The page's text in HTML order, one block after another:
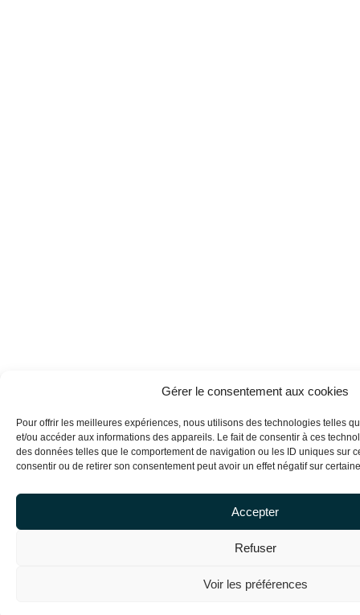
Gérer le consentement aux cookies
Pour offrir les meilleures expériences, nous utilisons des technologies telles
et/ou accéder aux informations des appareils. Le fait de consentir à ces
des données telles que le comportement de navigation ou les ID uniques sur
consentir ou de retirer son consentement peut avoir un effet négatif sur
Accepter
Refuser
Voir les préférences